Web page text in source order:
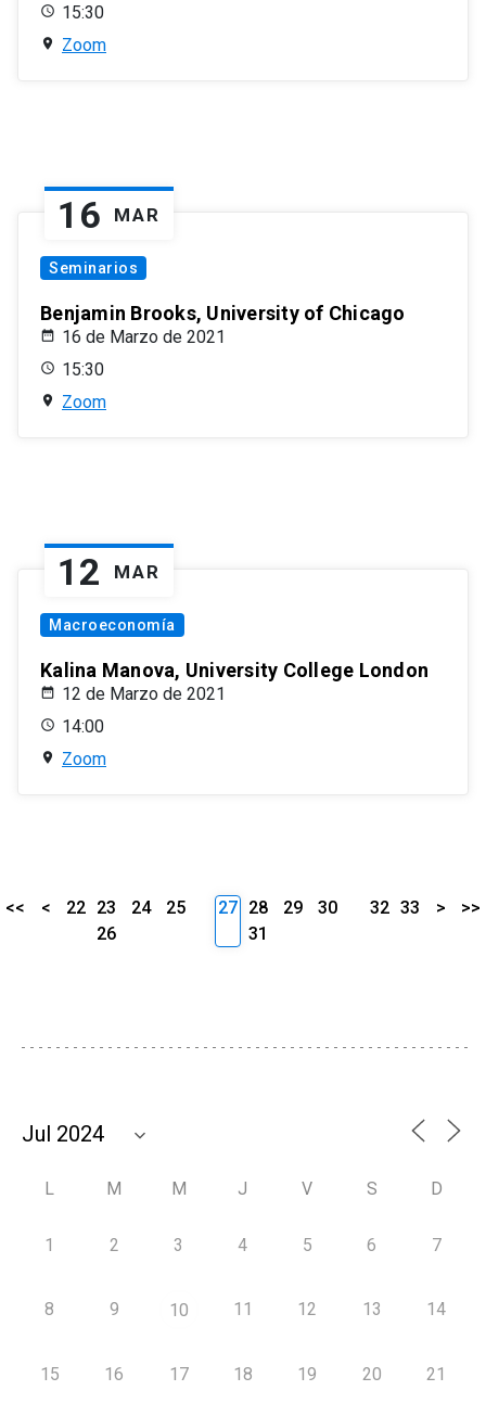
15:30
Zoom
16 MAR
Seminarios
Benjamin Brooks, University of Chicago
16 de Marzo de 2021
15:30
Zoom
12 MAR
Macroeconomía
Kalina Manova, University College London
12 de Marzo de 2021
14:00
Zoom
<< < 22 23 24
25
26
27 28 29
30
31
32 33 > >>
L M M J V S D
1 2 3 4 5 6 7
8 9 10 11 12 13 14
15 16 17 18 19 20 21